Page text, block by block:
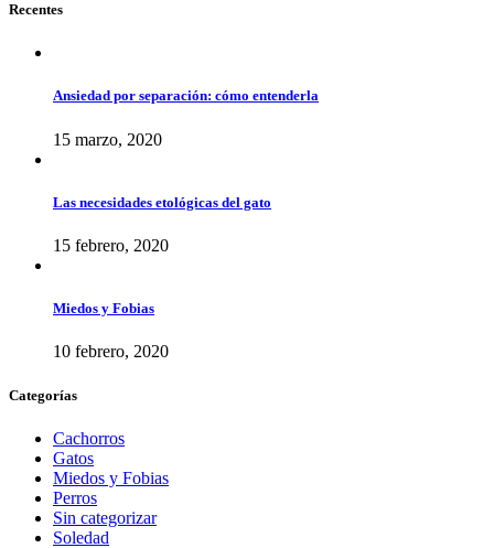
Recentes
Ansiedad por separación: cómo entenderla
15 marzo, 2020
Las necesidades etológicas del gato
15 febrero, 2020
Miedos y Fobias
10 febrero, 2020
Categorías
Cachorros
Gatos
Miedos y Fobias
Perros
Sin categorizar
Soledad